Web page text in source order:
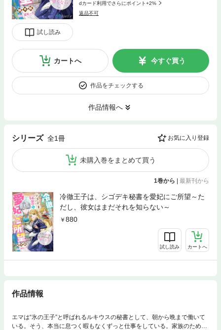
試し読み
dカード利用でさらにポイント+2%
返品不可
カートへ 今すぐ買う
作品をチェックする
作品情報へ
シリーズ 全1冊 お気に入り登録
未購入巻をまとめて買う
1巻から | 最新刊から
冷徹王子は、シゴデキ秘書を愛妃にご所望～た
だし、彼女はまだそれを知らない～
880
試し読み カートへ
作品情報
エマは“氷の王子”と呼ばれるルキウスの秘書として、朝から晩まで働いて
いる。そう、本当に息つく暇もなくずっと仕事をしている。家族のために